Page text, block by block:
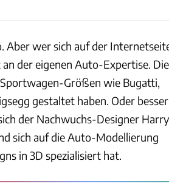
Aber wer sich auf der
der eigenen Auto-Expertise. Die
Größen wie Bugatti,
gestaltet haben. Oder
der Nachwuchs-Designer Harry
sich auf die Auto-Modellierung
in 3D spezialisiert hat.